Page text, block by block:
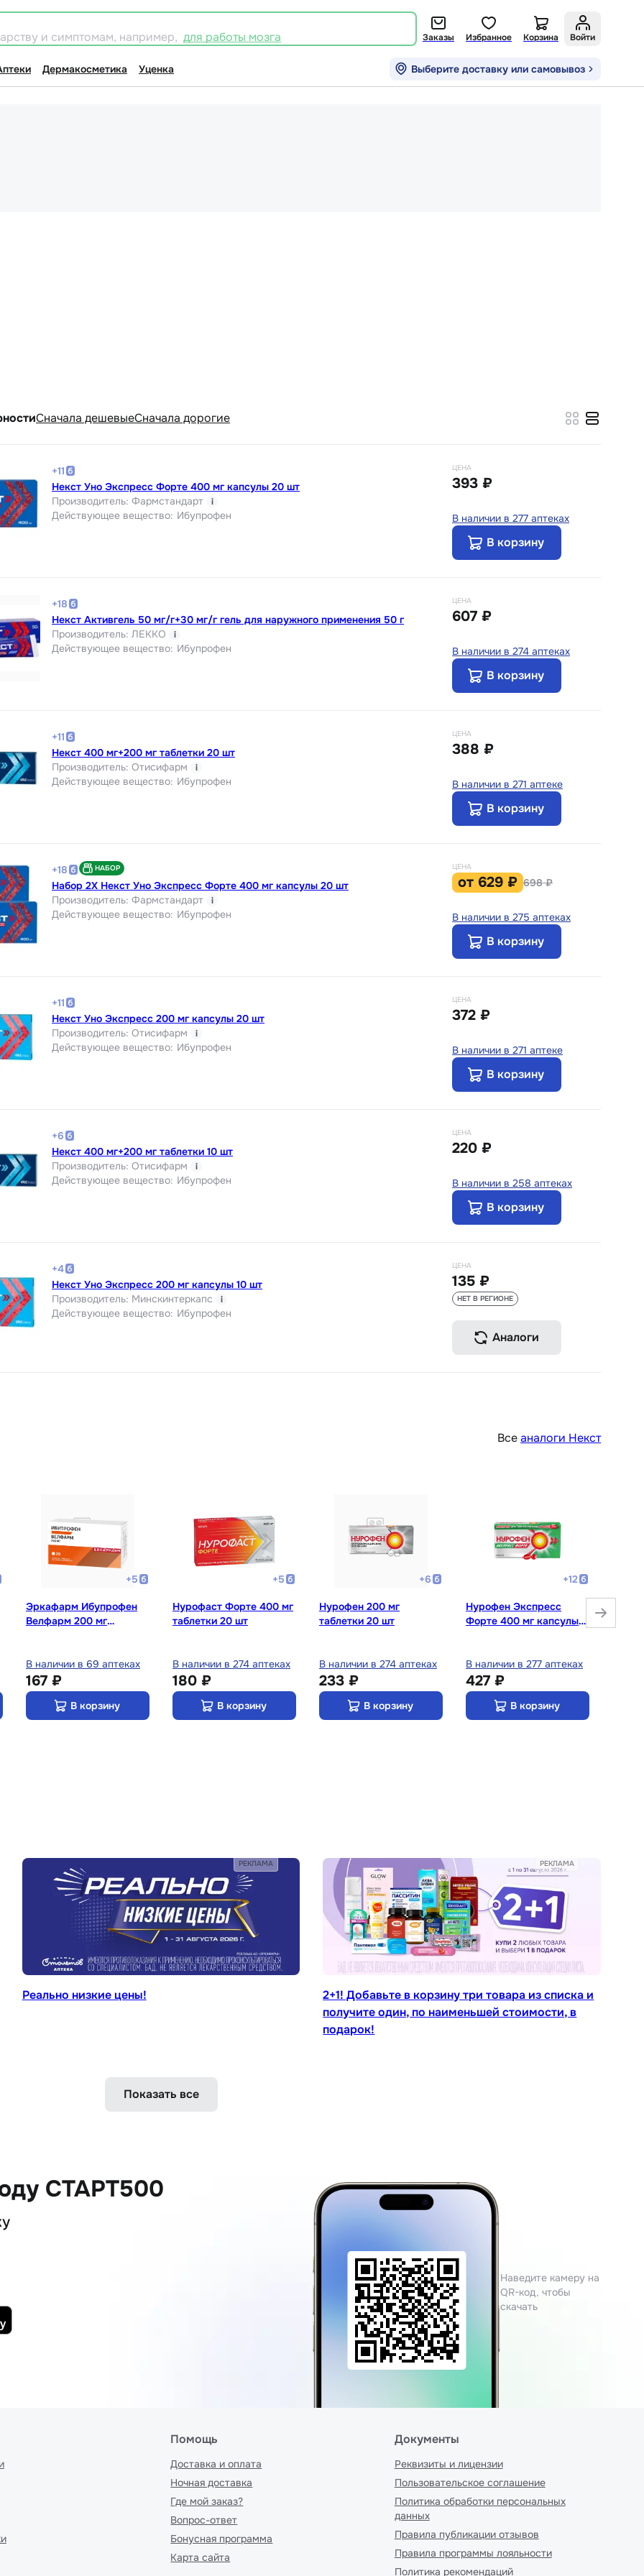
и симптомам, например, для работы мозга Заказы Избранное Корзина Войти
Дермакосметика Уценка Выберите доставку или самовывоз
Cначала дешевыеCначала дорогие
+11
Некст Уно Экспресс Форте 400 мг капсулы 20 шт
Производитель: Фармстандарт i
Действующее вещество: Ибупрофен
ЦЕНА
393 ₽
В наличии в 277 аптеках
В корзину
+18
Некст Активгель 50 мг/г+30 мг/г гель для наружного применения 50 г
Производитель: ЛЕККО i
Действующее вещество: Ибупрофен
ЦЕНА
607 ₽
В наличии в 274 аптеках
В корзину
+11
Некст 400 мг+200 мг таблетки 20 шт
Производитель: Отисифарм i
Действующее вещество: Ибупрофен
ЦЕНА
388 ₽
В наличии в 271 аптеке
В корзину
+18 НАБОР
Набор 2Х Некст Уно Экспресс Форте 400 мг капсулы 20 шт
Производитель: Фармстандарт i
Действующее вещество: Ибупрофен
ЦЕНА
от 629 ₽ 698 ₽
В наличии в 275 аптеках
В корзину
+11
Некст Уно Экспресс 200 мг капсулы 20 шт
Производитель: Отисифарм i
Действующее вещество: Ибупрофен
ЦЕНА
372 ₽
В наличии в 271 аптеке
В корзину
+6
Некст 400 мг+200 мг таблетки 10 шт
Производитель: Отисифарм i
Действующее вещество: Ибупрофен
ЦЕНА
220 ₽
В наличии в 258 аптеках
В корзину
+4
Некст Уно Экспресс 200 мг капсулы 10 шт
Производитель: Минскинтеркапс i
Действующее вещество: Ибупрофен
ЦЕНА
135 ₽
НЕТ В РЕГИОНЕ
Аналоги
Всеаналоги Некст
+5
Эркафарм Ибупрофен
Велфарм 200 мг
В наличии в 69 аптеках
167 ₽
В корзину
+5
Нурофаст Форте 400 мг
таблетки 20 шт
В наличии в 274 аптеках
180 ₽
В корзину
+6
Нурофен 200 мг
таблетки 20 шт
В наличии в 274 аптеках
233 ₽
В корзину
+12
Нурофен Экспресс
Форте 400 мг капсулы
В наличии в 277 аптеках
427 ₽
В корзину
Реально низкие цены!
РЕКЛАМА
2+1! Добавьте в корзину три товара из списка и
получите один, по наименьшей стоимости, в
подарок!
РЕКЛАМА
Показать все
СТАРТ500
Наведите камеру на
QR-код, чтобы
скачать
Помощь
Доставка и оплата
Ночная доставка
Где мой заказ?
Вопрос-ответ
Бонусная программа
Карта сайта
Документы
Реквизиты и лицензии
Пользовательское соглашение
Политика обработки персональных
данных
Правила публикации отзывов
Правила программы лояльности
Политика рекомендаций